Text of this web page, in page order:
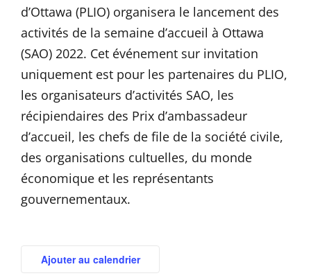
d’Ottawa (PLIO) organisera le lancement des
activités de la semaine d’accueil à Ottawa
(SAO) 2022. Cet événement sur invitation
uniquement est pour les partenaires du PLIO,
les organisateurs d’activités SAO, les
récipiendaires des Prix d’ambassadeur
d’accueil, les chefs de file de la société civile,
des organisations cultuelles, du monde
économique et les représentants
gouvernementaux.
Ajouter au calendrier